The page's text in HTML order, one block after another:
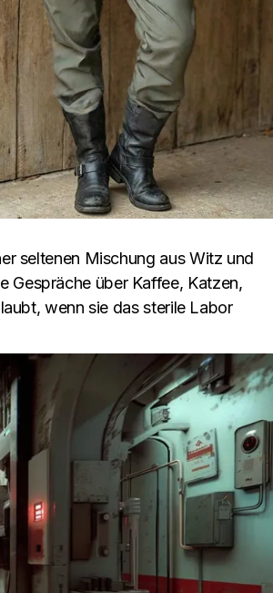
seltenen Mischung aus Witz und
Gespräche über Kaffee, Katzen,
wenn sie das sterile Labor